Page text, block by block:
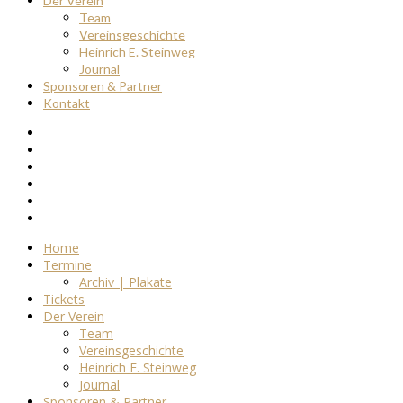
Team
Vereinsgeschichte
Heinrich E. Steinweg
Journal
Sponsoren & Partner
Kontakt
Home
Termine
Archiv | Plakate
Tickets
Der Verein
Team
Vereinsgeschichte
Heinrich E. Steinweg
Journal